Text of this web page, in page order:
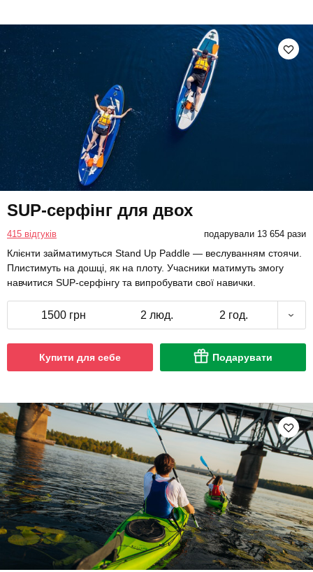
SUP-серфінг для двох
415 відгуків подарували 13 654 рази
Клієнти займатимуться Stand Up Paddle — веслуванням стоячи.
Плистимуть на дошці, як на плоту. Учасники матимуть змогу
навчитися SUP-серфінгу та випробувати свої навички.
1500 грн 2 люд. 2 год.
Купити для себе Подарувати